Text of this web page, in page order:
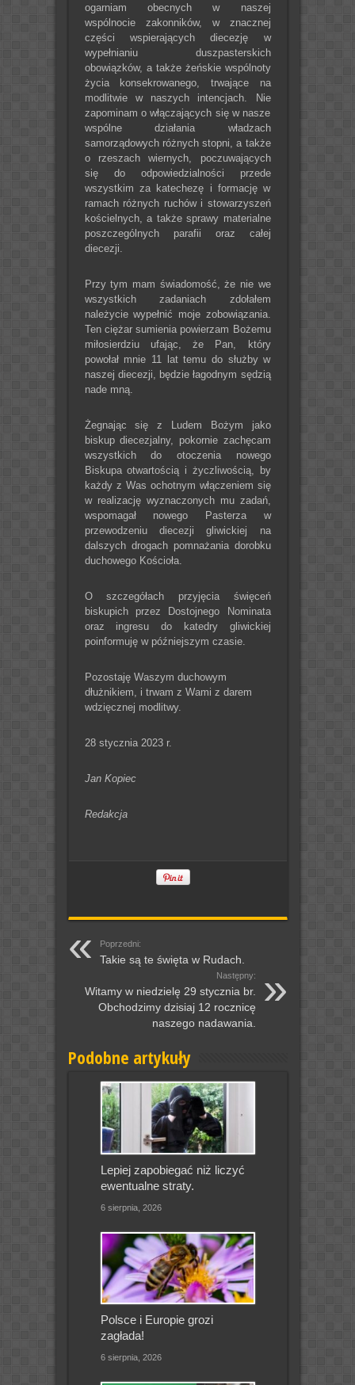
ogarniam obecnych w naszej
wspólnocie zakonników, w znacznej
części wspierających diecezję w
wypełnianiu duszpasterskich
obowiązków, a także żeńskie wspólnoty
życia konsekrowanego, trwające na
modlitwie w naszych intencjach. Nie
zapominam o włączających się w nasze
wspólne działania władzach
samorządowych różnych stopni, a także
o rzeszach wiernych, poczuwających
się do odpowiedzialności przede
wszystkim za katechezę i formację w
ramach różnych ruchów i stowarzyszeń
kościelnych, a także sprawy materialne
poszczególnych parafii oraz całej
diecezji.
Przy tym mam świadomość, że nie we
wszystkich zadaniach zdołałem
należycie wypełnić moje zobowiązania.
Ten ciężar sumienia powierzam Bożemu
miłosierdziu ufając, że Pan, który
powołał mnie 11 lat temu do służby w
naszej diecezji, będzie łagodnym sędzią
nade mną.
Żegnając się z Ludem Bożym jako
biskup diecezjalny, pokornie zachęcam
wszystkich do otoczenia nowego
Biskupa otwartością i życzliwością, by
każdy z Was ochotnym włączeniem się
w realizację wyznaczonych mu zadań,
wspomagał nowego Pasterza w
przewodzeniu diecezji gliwickiej na
dalszych drogach pomnażania dorobku
duchowego Kościoła.
O szczegółach przyjęcia święceń
biskupich przez Dostojnego Nominata
oraz ingresu do katedry gliwickiej
poinformuję w późniejszym czasie.
Pozostaję Waszym duchowym
dłużnikiem, i trwam z Wami z darem
wdzięcznej modlitwy.
28 stycznia 2023 r.
Jan Kopiec
Redakcja
Poprzedni:
Takie są te święta w Rudach.
Następny:
Witamy w niedzielę 29 stycznia br.
Obchodzimy dzisiaj 12 rocznicę
naszego nadawania.
Podobne artykuły
Lepiej zapobiegać niż liczyć
ewentualne straty.
6 sierpnia, 2026
Polsce i Europie grozi
zagłada!
6 sierpnia, 2026